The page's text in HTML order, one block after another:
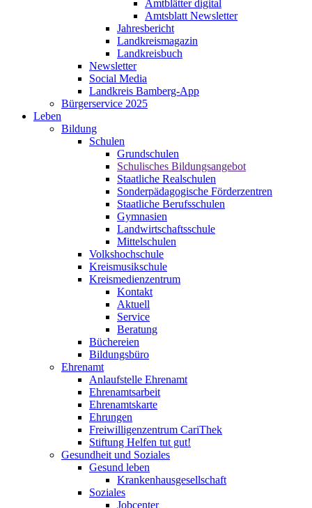
Amtblätter digital
Amtsblatt Newsletter
Jahresbericht
Landkreismagazin
Landkreisbuch
Newsletter
Social Media
Landkreis Bamberg-App
Bürgerservice 2025
Leben
Bildung
Schulen
Grundschulen
Schulisches Bildungsangebot
Staatliche Realschulen
Sonderpädagogische Förderzentren
Staatliche Berufsschulen
Gymnasien
Landwirtschaftsschule
Mittelschulen
Volkshochschule
Kreismusikschule
Kreismedienzentrum
Kontakt
Aktuell
Service
Beratung
Büchereien
Bildungsbüro
Ehrenamt
Anlaufstelle Ehrenamt
Ehrenamtsarbeit
Ehrenamtskarte
Ehrungen
Freiwilligenzentrum CariThek
Stiftung Helfen tut gut!
Gesundheit und Soziales
Gesund leben
Krankenhausgesellschaft
Soziales
Jobcenter